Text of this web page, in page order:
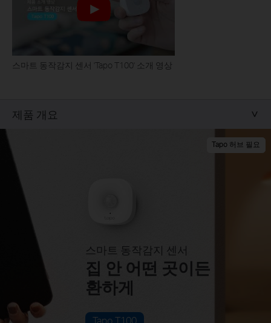
스마트 동작감지 센서 'Tapo T100' 소개 영상
제품 개요
스마트 동작감지 센서
집 안 어떤 곳이든
환하게
Tapo T100
Tapo 허브 필요